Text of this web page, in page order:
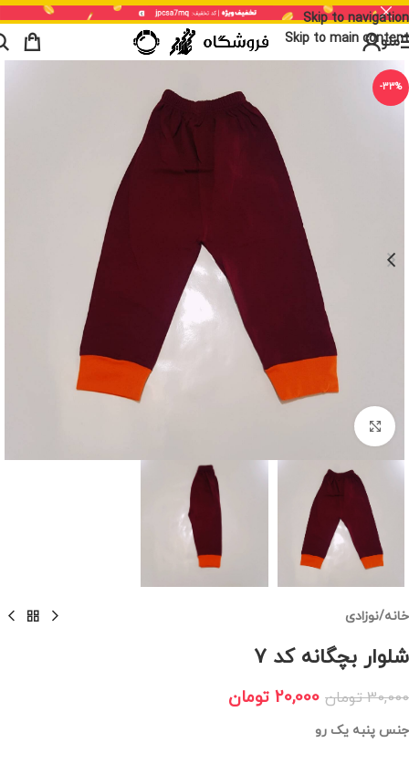
Skip to navigation
Skip to main content
منو
-33%
برای بزرگنمایی کلیک کنید
خانه/نوزادی
شلوار بچگانه کد 7
30,000 تومان 20,000 تومان
جنس پنبه یک رو